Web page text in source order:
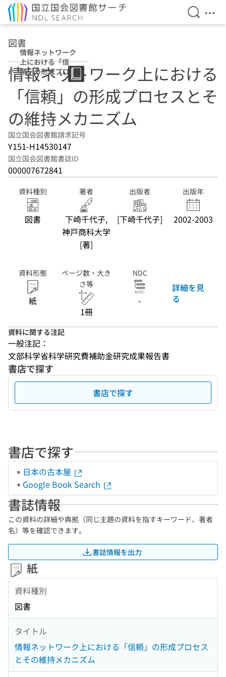
検索を
メ
図書
情報ネットワーク
上における「信
頼」の形成プロセ
スとその維持メカ
ニズム
情報ネットワーク上における
「信頼」の形成プロセスとそ
の維持メカニズム
国立国会図書館請求記号
Y151-H14530147
国立国会図書館書誌ID
000007672841
資料種別
図書
著者
下崎千代子,
神戸商科大学
[著]
出版者
[下崎千代子]
出版年
2002-2003
資料形態
紙
ページ数・大き
さ等
1冊
NDC
-
詳細を見
る
資料に関する注記
一般注記：
文部科学省科学研究費補助金研究成果報告書
書店で探す
書店で探す
書店で探す
日本の古本屋
Google Book Search
書誌情報
この資料の詳細や典拠（同じ主題の資料を指すキーワード、著者
名）等を確認できます。
書誌情報を出力
紙
資料種別
図書
タイトル
情報ネットワーク上における「信頼」の形成プロセス
とその維持メカニズム